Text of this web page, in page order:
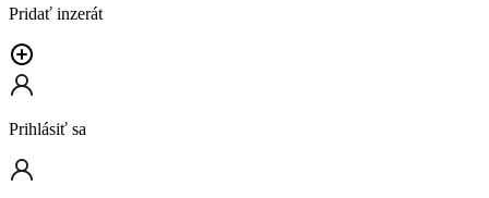
Pridať inzerát
Prihlásiť sa